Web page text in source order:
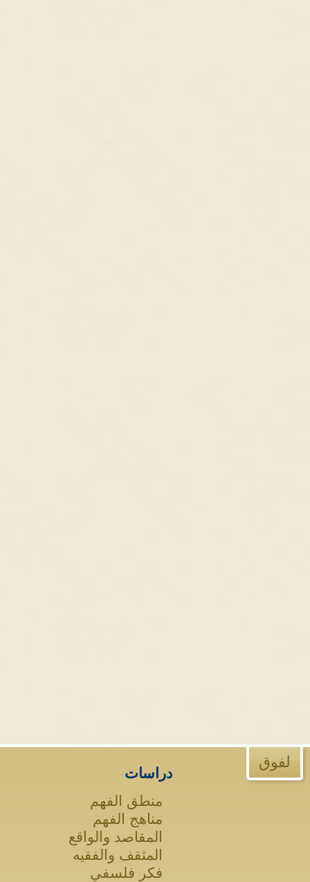
لفوق
دراسات
منطق الفهم
مناهج الفهم
المقاصد والواقع
المثقف والفقيه
فكر فلسفي